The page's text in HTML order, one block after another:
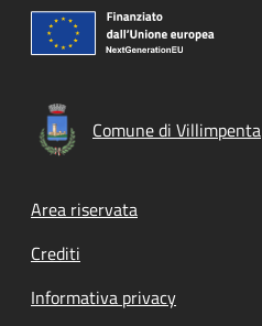
Comune di Villimpenta
Footer menu
Area riservata
Crediti
Informativa privacy